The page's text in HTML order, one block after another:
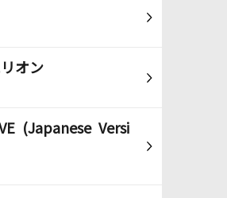
オン
(Japanese Versi